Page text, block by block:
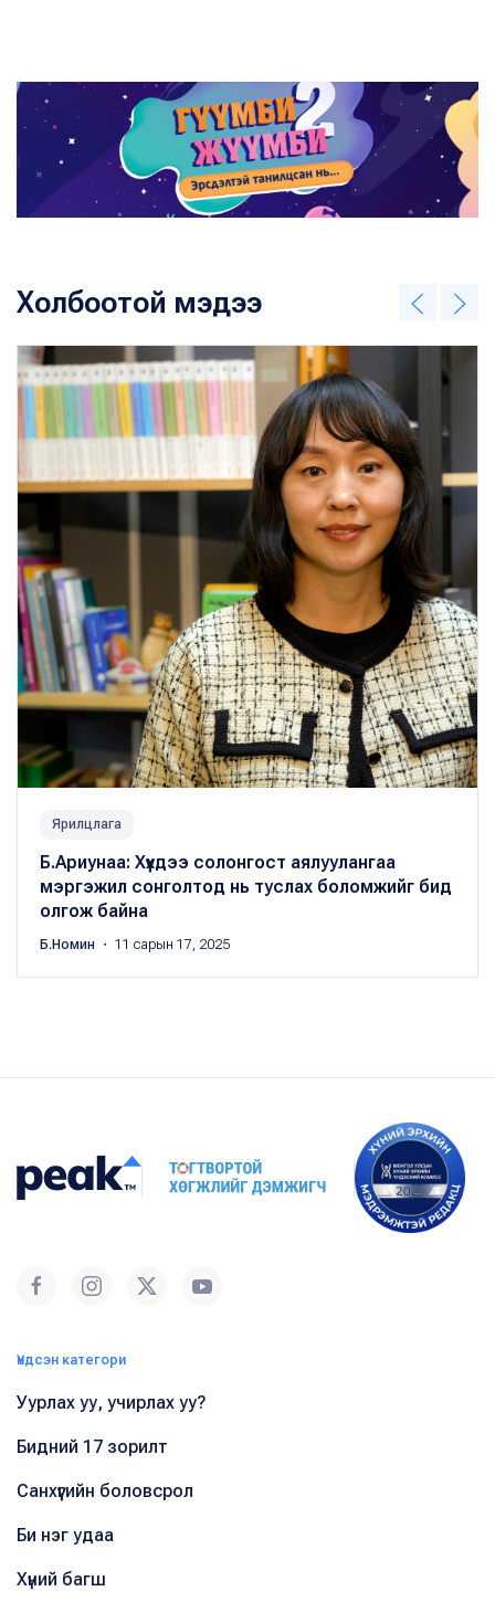
Холбоотой мэдээ
Ярилцлага
Б.Ариунаа: Хүүхдээ солонгост аялуулангаа
мэргэжил сонголтод нь туслах боломжийг бид
олгож байна
Б.Номин ・ 11 сарын 17, 2025
Үндсэн категори
Уурлах уу, учирлах уу?
Бидний 17 зорилт
Санхүүгийн боловсрол
Би нэг удаа
Хүний багш